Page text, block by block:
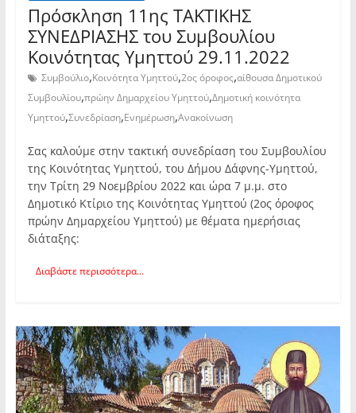
Πρόσκληση 11ης TAKTIKHΣ
ΣΥΝΕΔΡΙΑΣΗΣ του Συμβουλίου
Κοινότητας Υμηττού 29.11.2022
Συμβούλιο,Κοινότητα Υμηττού,2ος όροφος,αίθουσα Δημοτικού
Συμβουλίου,πρώην Δημαρχείου Υμηττού,Δημοτική κοινότητα
Υμηττού,Συνεδρίαση,Ενημέρωση,Ανακοίνωση
Σας καλούμε στην τακτική συνεδρίαση του Συμβουλίου
της Κοινότητας Υμηττού, του Δήμου Δάφνης-Υμηττού,
την Τρίτη 29 Νοεμβρίου 2022 και ώρα 7 μ.μ. στο
Δημοτικό Κτίριο της Κοινότητας Υμηττού (2ος όροφος
πρώην Δημαρχείου Υμηττού) με θέματα ημερήσιας
διάταξης:
Διαβάστε περισσότερα...